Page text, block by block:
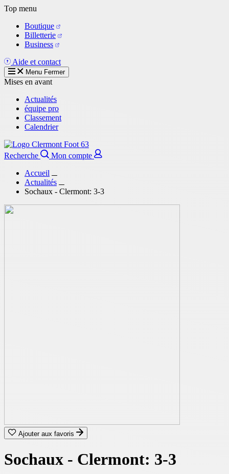
Aller
contenu
principal
Top menu
Boutique
Billetterie
Business
Aide et contact
Menu Fermer
Mises en avant
Actualités
équipe pro
Classement
Calendrier
Recherche
Mon compte
Accueil
Actualités
Sochaux - Clermont: 3-3
Ajouter aux favoris
Sochaux - Clermont: 3-3